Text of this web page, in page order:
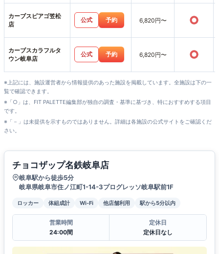
カーブスピアゴ笠松
店
公式 予約 6,820円〜 ○
カーブスカラフルタ
ウン岐阜店
公式 予約 6,820円〜 ○
※上記には、施設運営者から情報提供のあった施設を掲載しています。全施設は下の一
覧で確認できます。
※「○」は、FIT PALETTE編集部が独自の調査・基準に基づき、特におすすめする項目
です。
※「－」は未提供を示すものではありません。詳細は各施設の公式サイトをご確認くだ
さい。
チョコザップ名鉄岐阜店
岐阜駅から徒歩5分
岐阜県岐阜市住ノ江町1-14-3プログレッソ岐阜駅前1F
ロッカー 体組成計 Wi-Fi 他店舗利用 駅から5分以内
営業時間
24:00間
定休日
定休日なし